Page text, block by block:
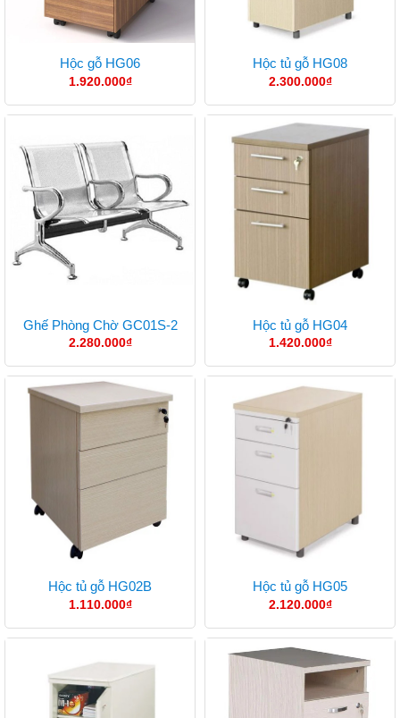
Hộc gỗ HG06
1.920.000₫
Hộc tủ gỗ HG08
2.300.000₫
Ghế Phòng Chờ GC01S-2
2.280.000₫
Hộc tủ gỗ HG04
1.420.000₫
Hộc tủ gỗ HG02B
1.110.000₫
Hộc tủ gỗ HG05
2.120.000₫